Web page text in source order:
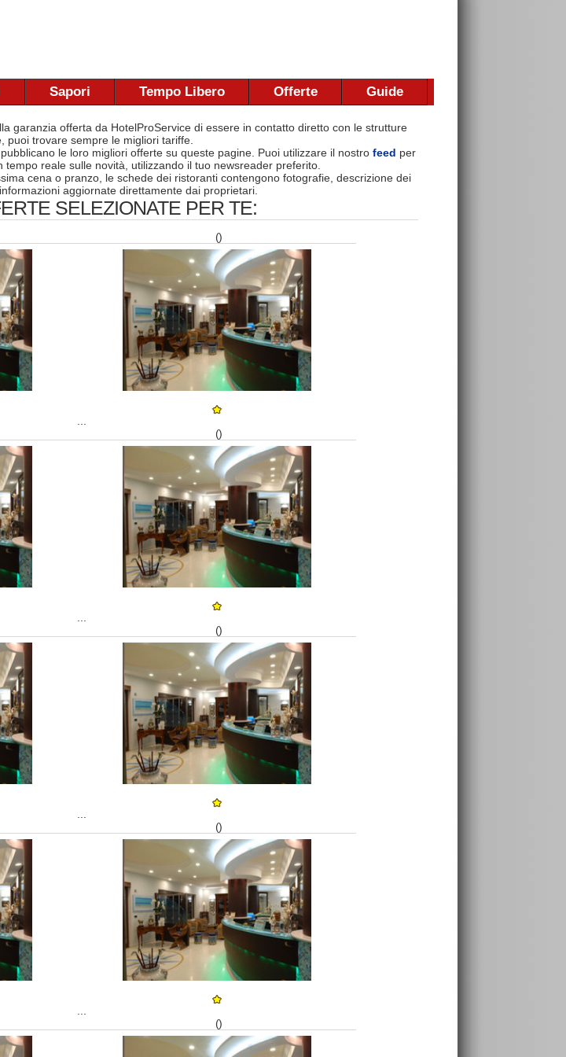
Sapori Tempo Libero Offerte Guide
garanzia offerta da HotelProService di essere in contatto diretto con le strutture
puoi trovare sempre le migliori tariffe.
le loro migliori offerte su queste pagine. Puoi utilizzare il nostro feed per
reale sulle novità, utilizzando il tuo newsreader preferito.
cena o pranzo, le schede dei ristoranti contengono fotografie, descrizione dei
informazioni aggiornate direttamente dai proprietari.
SELEZIONATE PER TE:
()
()
()
()
()